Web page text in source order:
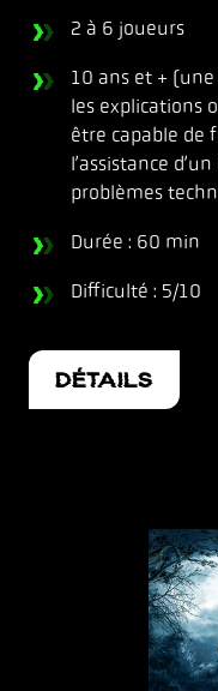
2 à 6 joueurs
10 ans et +
les explications
être capable de
l’assistance
problèmes
Durée : 60 min
Difficulté : 5/10
DÉTAILS